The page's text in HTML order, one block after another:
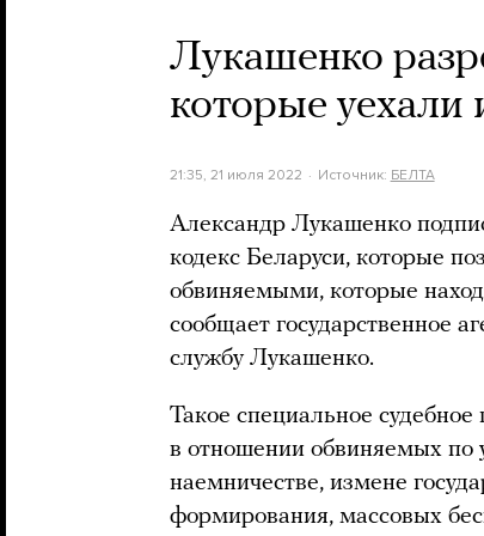
Лукашенко
которые уехали
21:35, 21 июля 2022 Источник: БЕЛТА
Александр Лукашенко
кодекс Беларуси, которые
обвиняемыми, которые
сообщает государственное
службу Лукашенко.
Такое специальное
в отношении обвиняемых по
наемничестве, измене
формирования, массовых